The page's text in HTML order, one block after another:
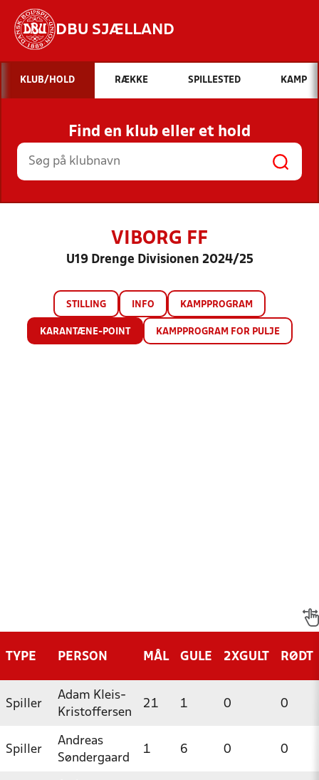
DBU SJÆLLAND
Hvad vil du søge efter?
INDHOLD OG NYHEDER
STILLINGER, RESULTATER, KLUBBER OG
HOLD
KLUB/HOLD RÆKKE SPILLESTED KAMP
Find en klub eller et hold
VIBORG FF
U19 Drenge Divisionen 2024/25
STILLING INFO KAMPPROGRAM
KARANTÆNE-POINT KAMPPROGRAM FOR PULJE
TYPE PERSON MÅL GULE 2XGULT RØDT
Spiller
Adam Kleis-
Kristoffersen
21 1 0 0
Spiller
Andreas
Søndergaard
1 6 0 0